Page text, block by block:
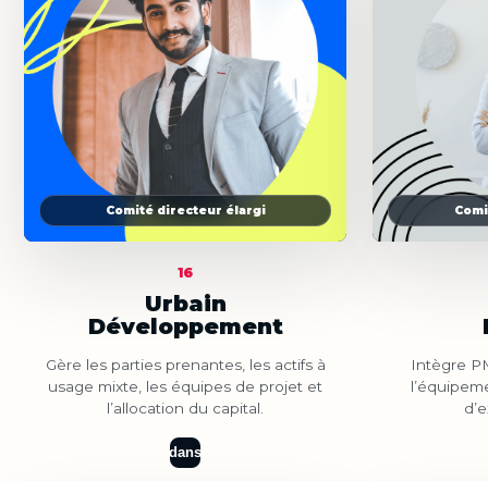
Comité directeur élargi
16
Urbain
Développement
Gère les parties prenantes, les actifs à
usage mixte, les équipes de projet et
l’allocation du capital.
dans
Intègre